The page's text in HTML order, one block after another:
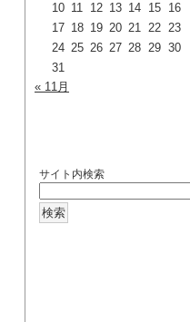
10 11 12 13 14 15 16
17 18 19 20 21 22 23
24 25 26 27 28 29 30
31
« 11月
サイト内検索